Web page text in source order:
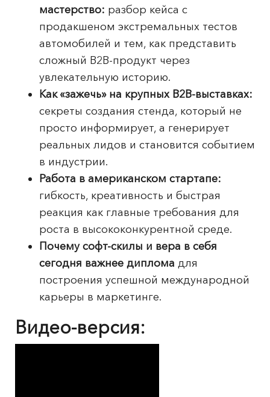
мастерство: разбор кейса с
продакшеном экстремальных тестов
автомобилей и тем, как представить
сложный B2B-продукт через
увлекательную историю.
Как «зажечь» на крупных B2B-выставках:
секреты создания стенда, который не
просто информирует, а генерирует
реальных лидов и становится событием
в индустрии.
Работа в американском стартапе:
гибкость, креативность и быстрая
реакция как главные требования для
роста в высококонкурентной среде.
Почему софт-скилы и вера в себя
сегодня важнее диплома для
построения успешной международной
карьеры в маркетинге.
‍Видео-версия: